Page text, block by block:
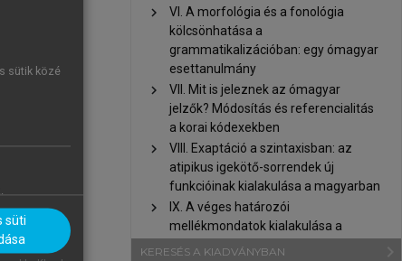
utalás
chevron_right
VI. A morfológia és a fonológia
kölcsönhatása a
grammatikalizációban: egy ómagyar
esettanulmány
chevron_right
VII. Mit is jeleznek az ómagyar
jelzők? Módosítás és referencialitás
a korai kódexekben
chevron_right
VIII. Exaptáció a szintaxisban: az
atipikus igekötő-sorrendek új
funkcióinak kialakulása a magyarban
chevron_right
IX. A véges határozói
mellékmondatok kialakulása a
magyarban
KERESÉS A KIADVÁNYBAN
sütik közé
süti